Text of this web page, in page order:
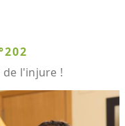
l'injure !